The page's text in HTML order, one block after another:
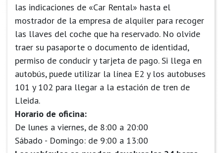
las indicaciones de «Car Rental» hasta el
mostrador de la empresa de alquiler para recoger
las llaves del coche que ha reservado. No olvide
traer su pasaporte o documento de identidad,
permiso de conducir y tarjeta de pago. Si llega en
autobús, puede utilizar la línea E2 y los autobuses
101 y 102 para llegar a la estación de tren de
Lleida.
Horario de oficina:
De lunes a viernes, de 8:00 a 20:00
Sábado - Domingo: de 9:00 a 13:00